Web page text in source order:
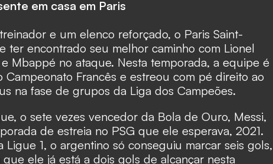
em casa em Paris
e um elenco reforçado, o Paris Saint-
ter encontrado seu melhor caminho com Lionel
Mbappé no ataque. Nesta temporada, a equipe é
Campeonato Francês e estreou com pé direito ao
na fase de grupos da Liga dos Campeões.
o sete vezes vencedor da Bola de Ouro, Messi,
de estreia no PSG que ele esperava, 2021.
Ligue 1, o argentino só conseguiu marcar seis gols,
ele já está a dois gols de alcançar nesta